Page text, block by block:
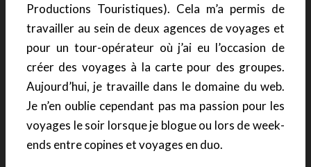
Productions Touristiques). Cela m’a permis de
travailler au sein de deux agences de voyages et
pour un tour-opérateur où j’ai eu l’occasion de
créer des voyages à la carte pour des groupes.
Aujourd’hui, je travaille dans le domaine du web.
Je n’en oublie cependant pas ma passion pour les
voyages le soir lorsque je blogue ou lors de week-
ends entre copines et voyages en duo.